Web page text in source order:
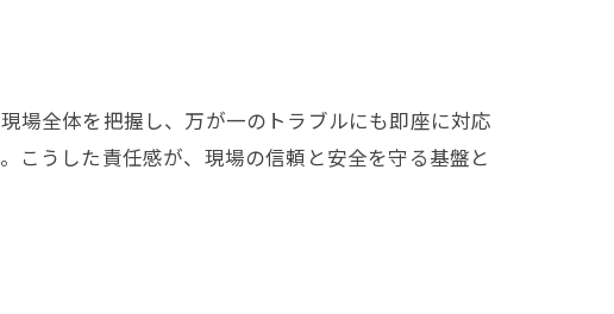
場全体を把握し、万が一のトラブルにも即座に対応
こうした責任感が、現場の信頼と安全を守る基盤と